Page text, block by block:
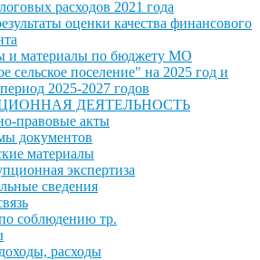
расходов 2021 года
оценки качества финансового
и материалы по бюджету МО
сельское поселение" на 2025 год и
2025-2027 годов
ДЕЯТЕЛЬНОСТЬ
правовые акты
документов
материалы
экспертиза
сведения
соблюдению тр.
расходы